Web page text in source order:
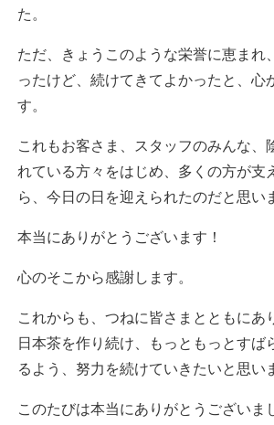
た。
ただ、きょうこのような栄誉に恵まれ
ったけど、続けてきてよかったと、心
す。
これもお客さま、スタッフのみんな、
れている方々をはじめ、多くの方が支
ら、今日の日を迎えられたのだと思い
本当にありがとうございます！
心のそこから感謝します。
これからも、つねに皆さまとともにあ
日本茶を作り続け、もっともっとすば
るよう、努力を続けていきたいと思い
このたびは本当にありがとうございま